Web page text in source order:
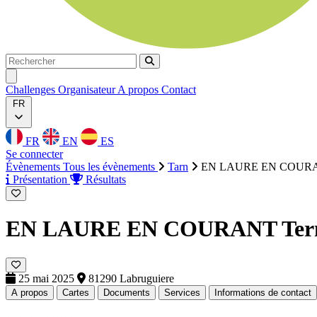
Rechercher
Rechercher
Challenges OrganisateurA propos Contact
FR
FR EN
ES
Se connecter
Évènements Tous les évènements Tarn
EN LAURE EN
Présentation
Résultats
EN LAURE EN COURANT
25 mai 2025 81290 Labruguiere
A propos Cartes Documents Services Informations de contact